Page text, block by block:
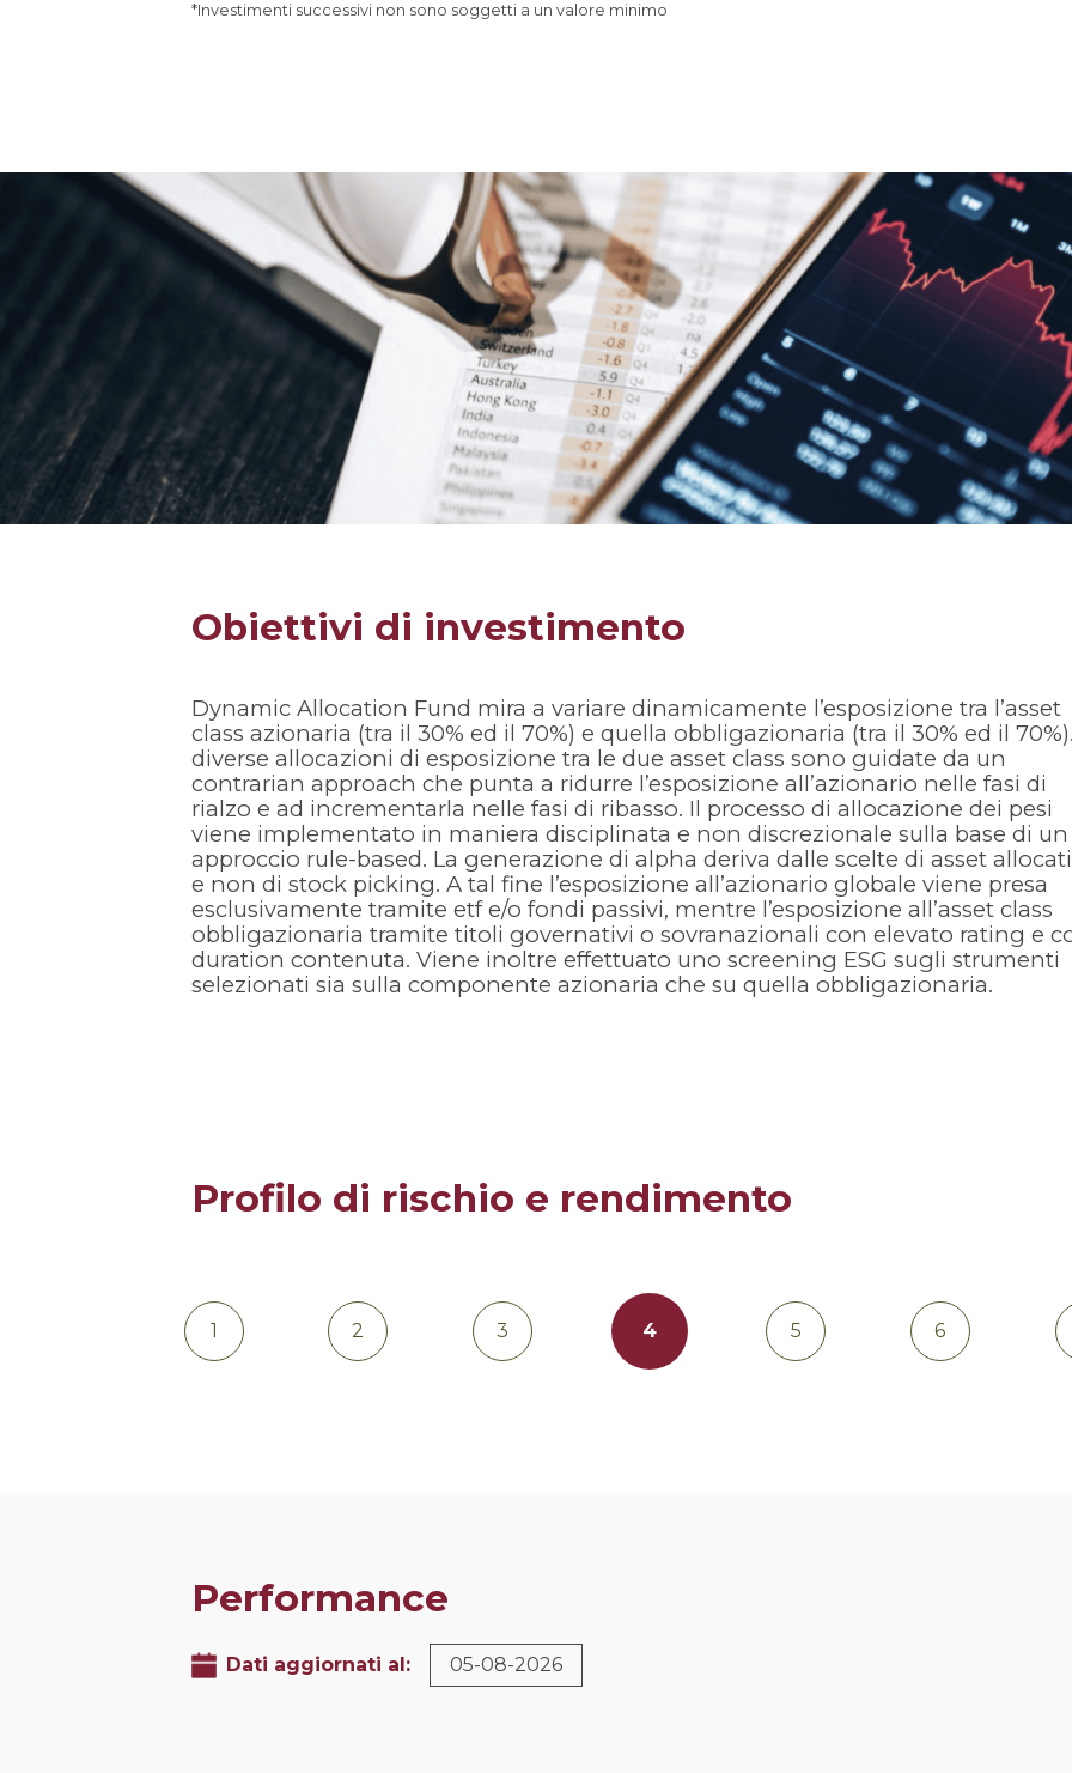
*Investimenti successivi non sono soggetti a un valore minimo
Obiettivi di investimento
Dynamic Allocation Fund mira a variare dinamicamente l’esposizione tra l’asset
class azionaria (tra il 30% ed il 70%) e quella obbligazionaria (tra il 30% ed il
diverse allocazioni di esposizione tra le due asset class sono guidate da un
contrarian approach che punta a ridurre l’esposizione all’azionario nelle fasi di
rialzo e ad incrementarla nelle fasi di ribasso. Il processo di allocazione dei pesi
viene implementato in maniera disciplinata e non discrezionale sulla base di un
approccio rule-based. La generazione di alpha deriva dalle scelte di asset
e non di stock picking. A tal fine l’esposizione all’azionario globale viene presa
esclusivamente tramite etf e/o fondi passivi, mentre l’esposizione all’asset class
obbligazionaria tramite titoli governativi o sovranazionali con elevato rating e
duration contenuta. Viene inoltre effettuato uno screening ESG sugli strumenti
selezionati sia sulla componente azionaria che su quella obbligazionaria.
Profilo di rischio e rendimento
1 2 3 4 5 6
Performance
Dati aggiornati al: 05-08-2026